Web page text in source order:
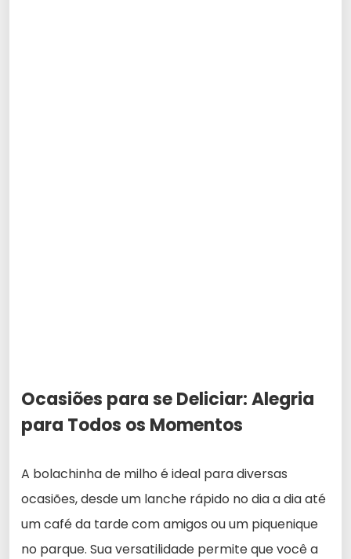
Ocasiões para se Deliciar: Alegria
para Todos os Momentos
A bolachinha de milho é ideal para diversas
ocasiões, desde um lanche rápido no dia a dia até
um café da tarde com amigos ou um piquenique
no parque. Sua versatilidade permite que você a